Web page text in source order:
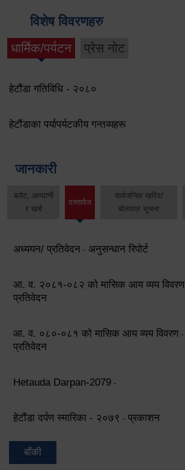
विशेष विवरणहरु
धार्मिक/पर्यटन प्रेस नोट
हेटौंडा गतिविधि - २०८०
हेटौंडाका पर्यापर्यटकीय गन्तव्यहरू
जानकारी
बजेट, आम्दानी
र खर्च
दस्तावेज
सार्वजनिक खरिद/
बोलपत्र सूचना
अध्ययन/ प्रतिवेदन - अनुसन्धान रिपोर्ट
आ. व. २०८१-०८२ को मासिक आय व्यय विवरण
प्रतिवेदन
आ. व. ०८०-०८१ को मासिक आय व्यय विवरण -
प्रतिवेदन
Hetauda Darpan-2079 -
हेटौंडा दर्पण स्मारिका - २०७९ - प्रकाशन
बाँकी